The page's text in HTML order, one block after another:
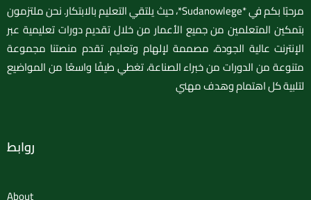
مرحبًا بكم في *Sudanowlege*، حيث يلتقي التعليم بالابتكار. نحن ملتزمون
بتمكين المتعلمين من جميع الأعمار من خلال تقديم دورات تعليمية عبر
الإنترنت عالية الجودة، مصممة لإلهام وتعليم. تقدم منصتنا مجموعة
متنوعة من الدورات من خبراء الصناعة، تغطي طيفًا واسعًا من المواضيع
لتلبية كل اهتمام وهدف مهني
روابط